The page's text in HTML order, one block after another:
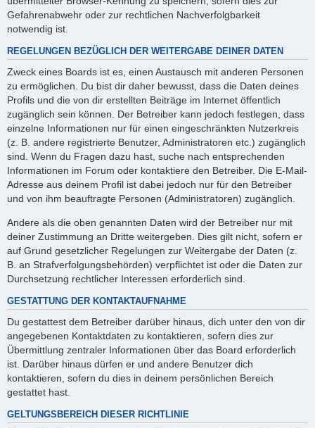
Gefahrenabwehr oder zur rechtlichen Nachverfolgbarkeit
notwendig ist.
REGELUNGEN BEZÜGLICH DER WEITERGABE DEINER DATEN
Zweck eines Boards ist es, einen Austausch mit anderen Personen
zu ermöglichen. Du bist dir daher bewusst, dass die Daten deines
Profils und die von dir erstellten Beiträge im Internet öffentlich
zugänglich sein können. Der Betreiber kann jedoch festlegen, dass
einzelne Informationen nur für einen eingeschränkten Nutzerkreis
(z. B. andere registrierte Benutzer, Administratoren etc.) zugänglich
sind. Wenn du Fragen dazu hast, suche nach entsprechenden
Informationen im Forum oder kontaktiere den Betreiber. Die E-Mail-
Adresse aus deinem Profil ist dabei jedoch nur für den Betreiber
und von ihm beauftragte Personen (Administratoren) zugänglich.
Andere als die oben genannten Daten wird der Betreiber nur mit
deiner Zustimmung an Dritte weitergeben. Dies gilt nicht, sofern er
auf Grund gesetzlicher Regelungen zur Weitergabe der Daten (z.
B. an Strafverfolgungsbehörden) verpflichtet ist oder die Daten zur
Durchsetzung rechtlicher Interessen erforderlich sind.
GESTATTUNG DER KONTAKTAUFNAHME
Du gestattest dem Betreiber darüber hinaus, dich unter den von dir
angegebenen Kontaktdaten zu kontaktieren, sofern dies zur
Übermittlung zentraler Informationen über das Board erforderlich
ist. Darüber hinaus dürfen er und andere Benutzer dich
kontaktieren, sofern du dies in deinem persönlichen Bereich
gestattet hast.
GELTUNGSBEREICH DIESER RICHTLINIE